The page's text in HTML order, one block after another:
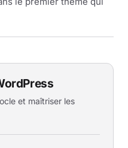
et maîtriser les